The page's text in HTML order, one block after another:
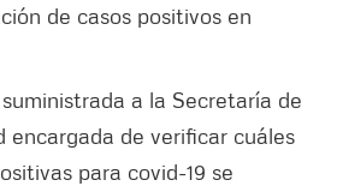
de casos positivos en
a la Secretaría de
encargada de verificar cuáles
para covid-19 se